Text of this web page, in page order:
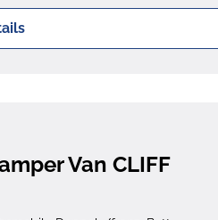
Van CLIFF